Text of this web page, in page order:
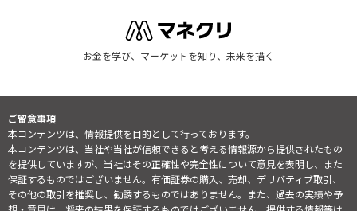
お金を学び、マーケットを知り、未来を描く
ご留意事項
本コンテンツは、情報提供を目的として行っております。
本コンテンツは、当社や当社が信頼できると考える情報源から提供されたもの
を提供していますが、当社はその正確性や完全性について意見を表明し、また
保証するものではございません。有価証券の購入、売却、デリバティブ取引、
その他の取引を推奨し、勧誘するものではありません。また、過去の実績や予